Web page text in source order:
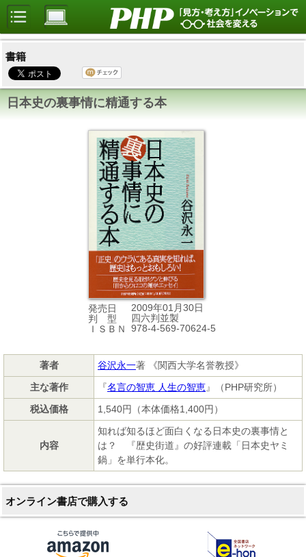
書籍
日本史の裏事情に精通する本
発売日
2009年01月30日
判 型
四六判並製
ＩＳＢＮ
978-4-569-70624-5
著者 谷沢永一著 《関西大学名誉教授》
主な著作
『名言の智恵 人生の智恵』（PHP研究所）
税込価格
1,540円（本体価格1,400円）
内容
知れば知るほど面白くなる日本史の裏事情と
は？ 『歴史街道』の好評連載「日本史ヤミ
鍋」を単行本化。
オンライン書店で購入する